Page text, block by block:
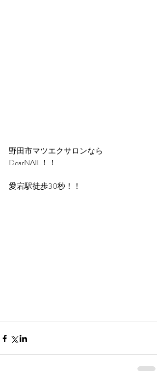
野田市マツエクサロンなら
DearNAIL！！
愛宕駅徒歩30秒！！